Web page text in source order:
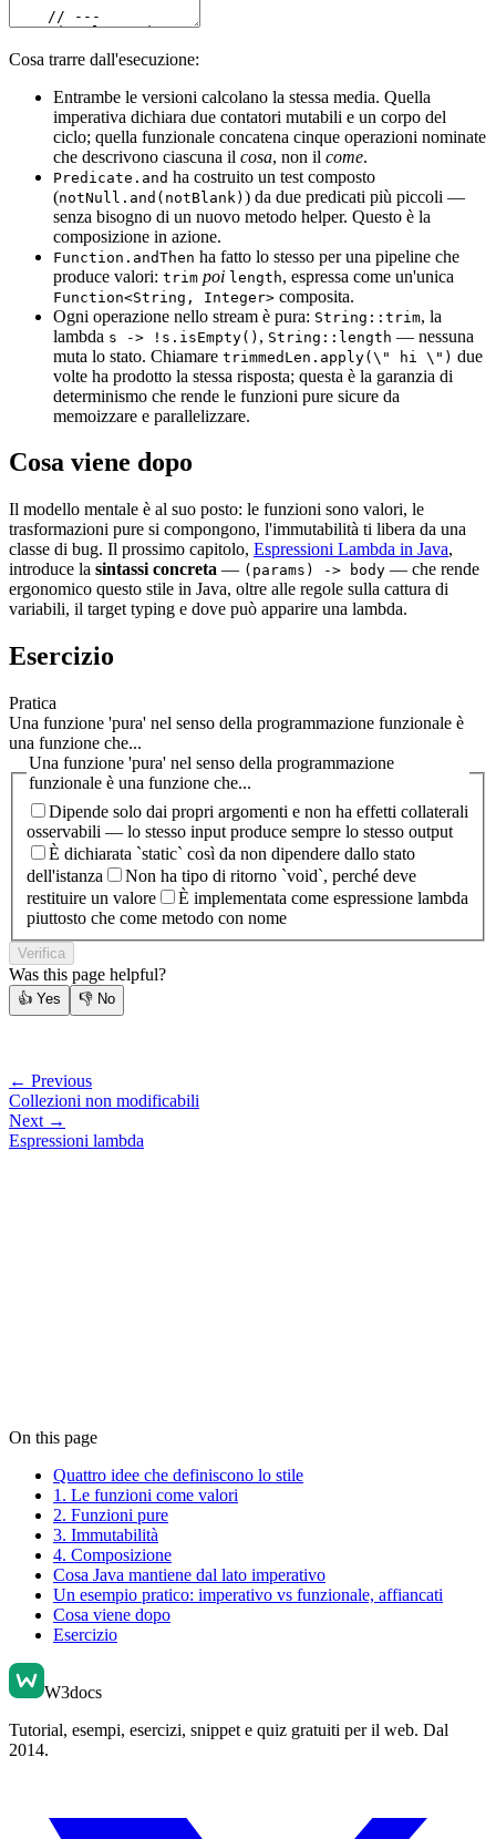
Cosa trarre dall'esecuzione:
Entrambe le versioni calcolano la stessa media. Quella
imperativa dichiara due contatori mutabili e un corpo del
ciclo; quella funzionale concatena cinque operazioni nominate
che descrivono ciascuna il cosa, non il come.
Predicate.and ha costruito un test composto
(notNull.and(notBlank) ) da due predicati più piccoli —
senza bisogno di un nuovo metodo helper. Questo è la
composizione in azione.
Function.andThen ha fatto lo stesso per una pipeline che
produce valori: trim poi length, espressa come un'unica
Function<String, Integer> composita.
Ogni operazione nello stream è pura: String::trim, la
lambda s -> !s.isEmpty() , String::length — nessuna
muta lo stato. Chiamare trimmedLen.apply(\" hi \") due
volte ha prodotto la stessa risposta; questa è la garanzia di
determinismo che rende le funzioni pure sicure da
memoizzare e parallelizzare.
Cosa viene dopo
Il modello mentale è al suo posto: le funzioni sono valori, le
trasformazioni pure si compongono, l'immutabilità ti libera da una
classe di bug. Il prossimo capitolo, Espressioni Lambda in Java,
introduce la sintassi concreta — (params) -> body — che rende
ergonomico questo stile in Java, oltre alle regole sulla cattura di
variabili, il target typing e dove può apparire una lambda.
Esercizio
Pratica
Una funzione 'pura' nel senso della programmazione funzionale è
una funzione che...
Una funzione 'pura' nel senso della programmazione
funzionale è una funzione che...
Dipende solo dai propri argomenti e non ha effetti collaterali
osservabili — lo stesso input produce sempre lo stesso output
È dichiarata `static` così da non dipendere dallo stato
dell'istanza
Non ha tipo di ritorno `void`, perché deve
restituire un valore
È implementata come espressione lambda
piuttosto che come metodo con nome
Verifica
Was this page helpful?
👍 Yes 👎 No
← Previous
Collezioni non modificabili
Next →
Espressioni lambda
On this page
Quattro idee che definiscono lo stile
1. Le funzioni come valori
2. Funzioni pure
3. Immutabilità
4. Composizione
Cosa Java mantiene dal lato imperativo
Un esempio pratico: imperativo vs funzionale, affiancati
Cosa viene dopo
Esercizio
W3docs
Tutorial, esempi, esercizi, snippet e quiz gratuiti per il web. Dal
2014.